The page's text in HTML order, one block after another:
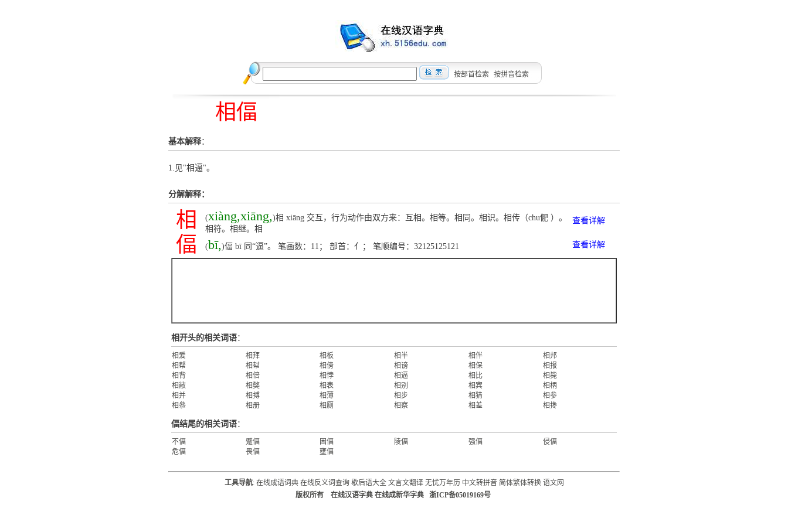
按部首检索 按拼音检索
相偪
基本解释：
1.见"相逼"。
分解解释：
相 (xiàng,xiāng,)相 xiāng 交互，行为动作由双方来：互相。相等。相同。相识。相传（chu俷 ）。
相符。相继。相
查看详解
偪 (bī,)偪 bī 同“逼”。 笔画数：11； 部首：亻； 笔顺编号：32125125121 查看详解
相开头的相关词语：
相爱 相拜 相板 相半 相伴
相邦
相帮
相幇 相傍 相谤 相保
相报
相背
相倍 相悖 相逼 相比
相毙
相敝
相獘 相表 相别 相宾
相柄
相并
相搏 相薄 相步 相猜
相参
相叅
相册 相厕 相察 相差 相搀
偪结尾的相关词语：
不偪 蹙偪 困偪 陵偪 强偪
侵偪
危偪
畏偪 壅偪
工具导航: 在线成语词典 在线反义词查询 歇后语大全 文言文翻译 无忧万年历 中文转拼音 简体繁体转换 语文网
版权所有 在线汉语字典 在线成新华字典 浙ICP备05019169号